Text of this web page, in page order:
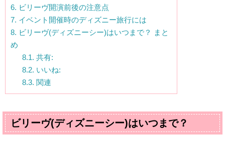
6. ビリーヴ開演前後の注意点
7. イベント開催時のディズニー旅行には
8. ビリーヴ(ディズニーシー)はいつまで？ まと
め
8.1. 共有:
8.2. いいね:
8.3. 関連
ビリーヴ(ディズニーシー)はいつまで？